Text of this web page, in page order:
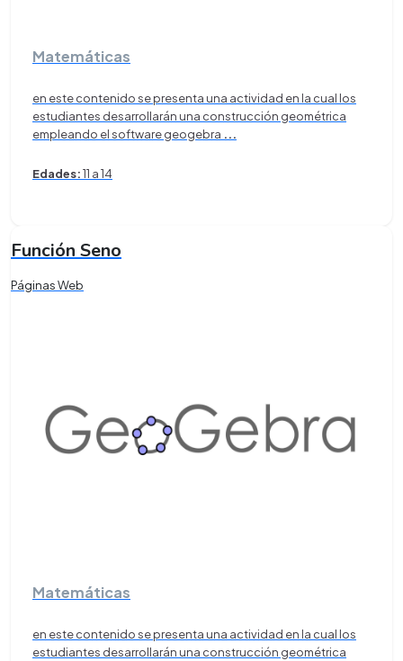
Matemáticas
en este contenido se presenta una actividad en la cual los
estudiantes desarrollarán una construcción geométrica
empleando el software geogebra ...
Edades:11 a 14
Función Seno
Páginas Web
Matemáticas
en este contenido se presenta una actividad en la cual los
estudiantes desarrollarán una construcción geométrica